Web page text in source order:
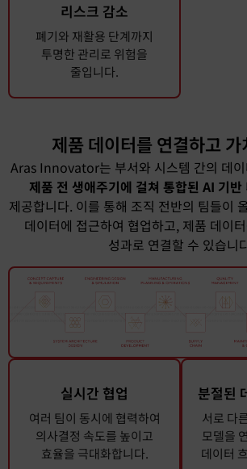
리스크 감소
폐기와 재활용 단계까지
투명한 관리로 위험을
줄입니다.
제품 데이터를 연결하고
Aras Innovator는 부서와 시스템 간의 데
제품 전 생애주기에 걸쳐 통합된 AI 기반
제공합니다. 이를 통해 조직 전반의 팀들이
데이터에 접근하여 협업하고, 제품 데이
성과로 연결할 수 있습니
실시간 협업
여러 팀이 동시에 협력하여
의사결정 속도를 높이고
효율을 극대화합니다.
분절된
서로 다
모델을
데이터